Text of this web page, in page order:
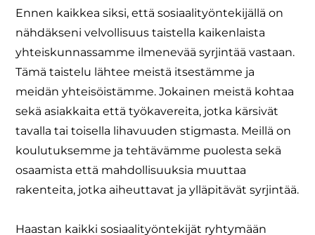
Ennen kaikkea siksi, että sosiaalityöntekijällä on
nähdäkseni velvollisuus taistella kaikenlaista
yhteiskunnassamme ilmenevää syrjintää vastaan.
Tämä taistelu lähtee meistä itsestämme ja
meidän yhteisöistämme. Jokainen meistä kohtaa
sekä asiakkaita että työkavereita, jotka kärsivät
tavalla tai toisella lihavuuden stigmasta. Meillä on
koulutuksemme ja tehtävämme puolesta sekä
osaamista että mahdollisuuksia muuttaa
rakenteita, jotka aiheuttavat ja ylläpitävät syrjintää.
​Haastan kaikki sosiaalityöntekijät ryhtymään